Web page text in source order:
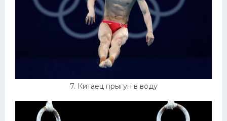
7. Китаец прыгун в воду